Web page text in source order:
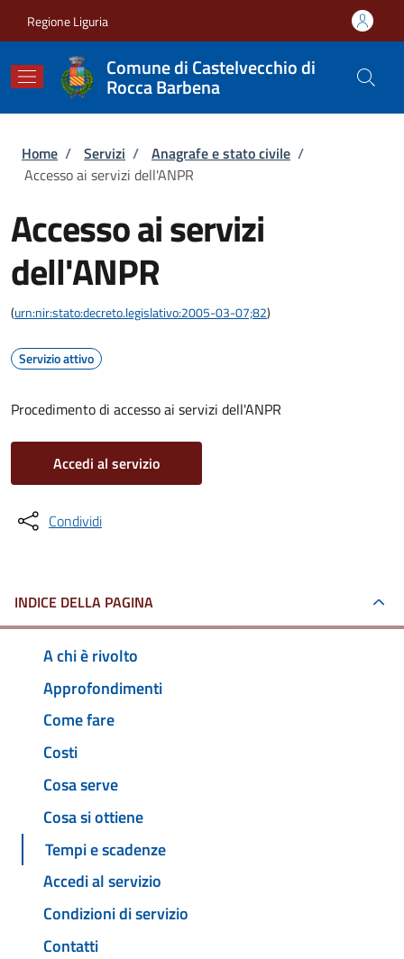
Regione Liguria
Comune di Castelvecchio di
Rocca Barbena
Briciole di pane
Home / Servizi / Anagrafe e stato civile /
Accesso ai servizi dell'ANPR
Accesso ai servizi
dell'ANPR
(urn:nir:stato:decreto.legislativo:2005-03-07;82)
Servizio attivo
Procedimento di accesso ai servizi dell'ANPR
Accedi al servizio
Condividi
INDICE DELLA PAGINA
A chi è rivolto
Approfondimenti
Come fare
Costi
Cosa serve
Cosa si ottiene
Tempi e scadenze
Accedi al servizio
Condizioni di servizio
Contatti